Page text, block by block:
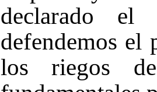
declarado el
defendemos el
los riegos